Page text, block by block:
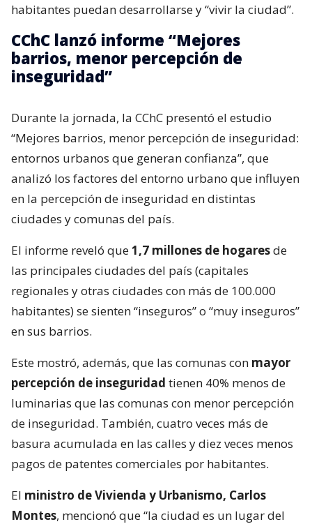
habitantes puedan desarrollarse y “vivir la ciudad”.
CChC lanzó informe “Mejores
barrios, menor percepción de
inseguridad”
Durante la jornada, la CChC presentó el estudio
“Mejores barrios, menor percepción de inseguridad:
entornos urbanos que generan confianza”, que
analizó los factores del entorno urbano que influyen
en la percepción de inseguridad en distintas
ciudades y comunas del país.
El informe reveló que1,7 millones de hogaresde
las principales ciudades del país (capitales
regionales y otras ciudades con más de 100.000
habitantes) se sienten “inseguros” o “muy inseguros”
en sus barrios.
Este mostró, además, que las comunas con mayor
percepción de inseguridad tienen 40% menos de
luminarias que las comunas con menor percepción
de inseguridad. También, cuatro veces más de
basura acumulada en las calles y diez veces menos
pagos de patentes comerciales por habitantes.
El ministro de Vivienda y Urbanismo, Carlos
Montes, mencionó que “la ciudad es un lugar del